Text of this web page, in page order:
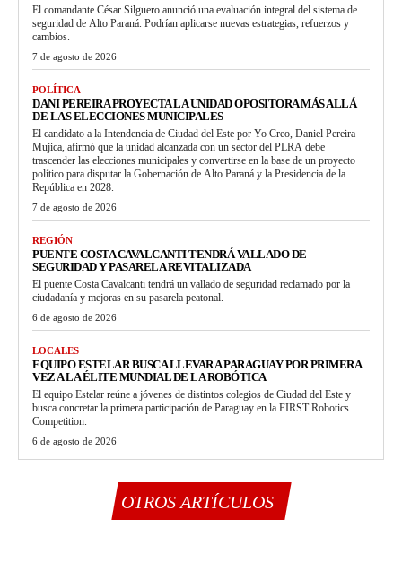
El comandante César Silguero anunció una evaluación integral del sistema de
seguridad de Alto Paraná. Podrían aplicarse nuevas estrategias, refuerzos y
cambios.
7 de agosto de 2026
POLÍTICA
DANI PEREIRA PROYECTA LA UNIDAD OPOSITORA MÁS ALLÁ
DE LAS ELECCIONES MUNICIPALES
El candidato a la Intendencia de Ciudad del Este por Yo Creo, Daniel Pereira
Mujica, afirmó que la unidad alcanzada con un sector del PLRA debe
trascender las elecciones municipales y convertirse en la base de un proyecto
político para disputar la Gobernación de Alto Paraná y la Presidencia de la
República en 2028.
7 de agosto de 2026
REGIÓN
PUENTE COSTA CAVALCANTI TENDRÁ VALLADO DE
SEGURIDAD Y PASARELA REVITALIZADA
El puente Costa Cavalcanti tendrá un vallado de seguridad reclamado por la
ciudadanía y mejoras en su pasarela peatonal.
6 de agosto de 2026
LOCALES
EQUIPO ESTELAR BUSCA LLEVAR A PARAGUAY POR PRIMERA
VEZ A LA ÉLITE MUNDIAL DE LA ROBÓTICA
El equipo Estelar reúne a jóvenes de distintos colegios de Ciudad del Este y
busca concretar la primera participación de Paraguay en la FIRST Robotics
Competition.
6 de agosto de 2026
OTROS ARTÍCULOS